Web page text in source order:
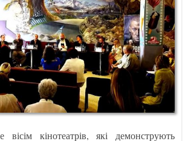
кінотеатрів, які демонструють